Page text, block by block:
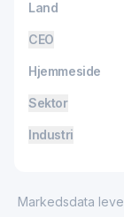
Land
CEO
Hjemmeside
Sektor
Industri
Markedsdata